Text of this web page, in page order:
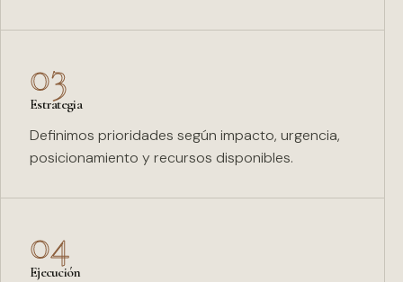
03
Estrategia
Definimos prioridades según impacto, urgencia,
posicionamiento y recursos disponibles.
04
Ejecución